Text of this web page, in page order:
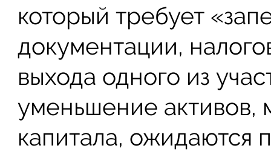
который требует
документации,
выхода одного из
уменьшение активов,
капитала, ожидаются